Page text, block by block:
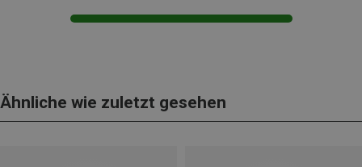
Ähnliche wie zuletzt gesehen